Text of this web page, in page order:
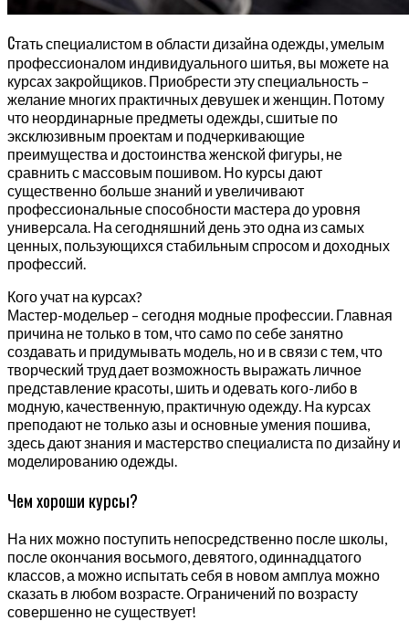
Стать специалистом в области дизайна одежды, умелым
профессионалом индивидуального шитья, вы можете на
курсах закройщиков. Приобрести эту специальность –
желание многих практичных девушек и женщин. Потому
что неординарные предметы одежды, сшитые по
эксклюзивным проектам и подчеркивающие
преимущества и достоинства женской фигуры, не
сравнить с массовым пошивом. Но курсы дают
существенно больше знаний и увеличивают
профессиональные способности мастера до уровня
универсала. На сегодняшний день это одна из самых
ценных, пользующихся стабильным спросом и доходных
профессий.
Кого учат на курсах?
Мастер-модельер – сегодня модные профессии. Главная
причина не только в том, что само по себе занятно
создавать и придумывать модель, но и в связи с тем, что
творческий труд дает возможность выражать личное
представление красоты, шить и одевать кого-либо в
модную, качественную, практичную одежду. На курсах
преподают не только азы и основные умения пошива,
здесь дают знания и мастерство специалиста по дизайну и
моделированию одежды.
Чем хороши курсы?
На них можно поступить непосредственно после школы,
после окончания восьмого, девятого, одиннадцатого
классов, а можно испытать себя в новом амплуа можно
сказать в любом возрасте. Ограничений по возрасту
совершенно не существует!